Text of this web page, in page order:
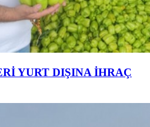
YURT DIŞINA İHRAÇ